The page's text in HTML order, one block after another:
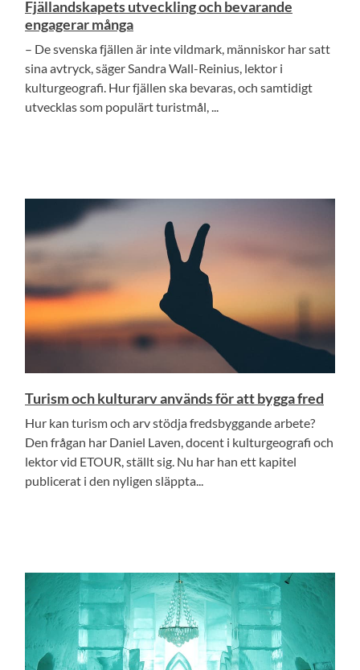
Fjällandskapets utveckling och bevarande
engagerar många
– De svenska fjällen är inte vildmark, människor har satt
sina avtryck, säger Sandra Wall-Reinius, lektor i
kulturgeografi. Hur fjällen ska bevaras, och samtidigt
utvecklas som populärt turistmål, ...
Turism och kulturarv används för att bygga fred
Hur kan turism och arv stödja fredsbyggande arbete?
Den frågan har Daniel Laven, docent i kulturgeografi och
lektor vid ETOUR, ställt sig. Nu har han ett kapitel
publicerat i den nyligen släppta...